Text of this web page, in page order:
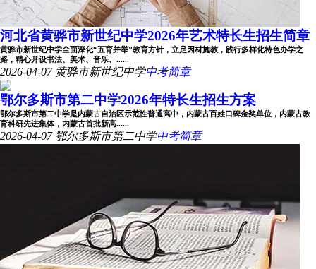
河北省黄骅市新世纪中学2026年艺术特长生招生简章
黄骅市新世纪中学全面深化“五育并举”教育方针，立足因材施教，践行多样化特色办学之
路，精心开设书法、美术、音乐、......
2026-04-07 黄骅市新世纪中学中考简章
鄂尔多斯市第二中学2026年特长生招生方案
鄂尔多斯市第二中学是内蒙古自治区示范性普通高中，内蒙古百姓口碑金奖单位，内蒙古教
育科研先进集体，内蒙古首批新高......
2026-04-07 鄂尔多斯市第二中学中考简章